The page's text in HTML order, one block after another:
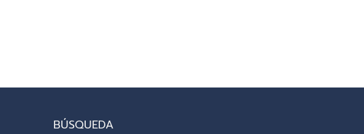
BÚSQUEDA